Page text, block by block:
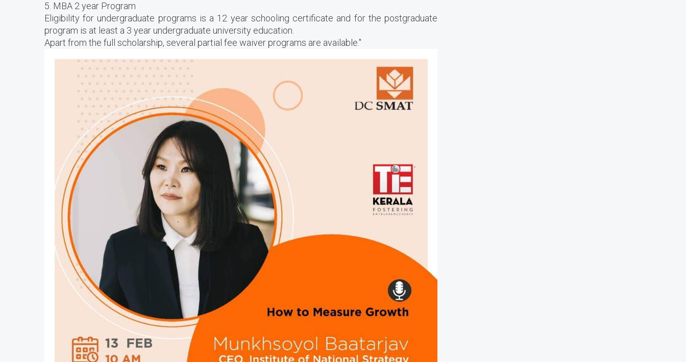
5. MBA 2 year Program
Eligibility for undergraduate programs is a 12 year schooling certificate and for the postgraduate
program is at least a 3 year undergraduate university education.
Apart from the full scholarship, several partial fee waiver programs are available."